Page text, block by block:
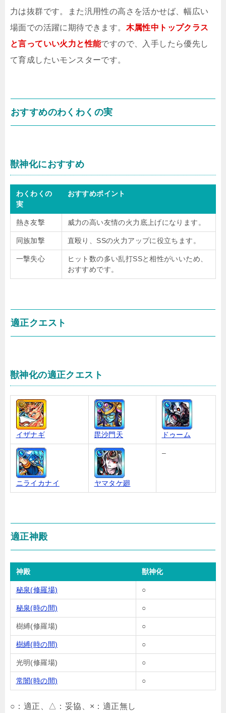
力は抜群です。また汎用性の高さを活かせば、幅広い
場面での活躍に期待できます。 木属性中トップクラス
と言っていい火力と性能ですので、入手したら優先し
て育成したいモンスターです。
おすすめのわくわくの実
獣神化におすすめ
わくわくの
実
おすすめポイント
熱き友撃 威力の高い友情の火力底上げになります。
同族加撃 直殴り、SSの火力アップに役立ちます。
一撃失心
ヒット数の多い乱打SSと相性がいいため、
おすすめです。
適正クエスト
獣神化の適正クエスト
イザナギ 毘沙門天 ドゥーム
ニライカナイ ヤマタケ廻
–
適正神殿
神殿 獣神化
秘泉(修羅場) ○
秘泉(時の間) ○
樹縛(修羅場) ○
樹縛(時の間) ○
光明(修羅場) ○
常闇(時の間) ○
○：適正、△：妥協、×：適正無し